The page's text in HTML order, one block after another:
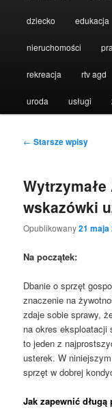
dziecko edukacja
nieruchomości
rekreacja rtv agd
uroda usługi
Nawigacja
← Starsze wpisy
wskazówki
Opublikowany21 maja
Na początek:
Dbanie o sprzęt
znaczenie na
zdaje sobie sprawy,
na okres eksploatacji
to jeden z
usterek. W
sprzęt w dobrej
Jak zapewnić długą